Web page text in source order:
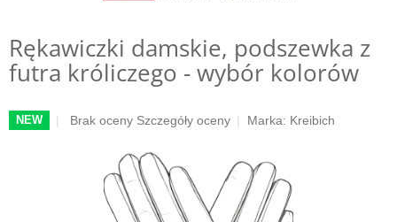
Rękawiczki damskie, podszewka z
futra króliczego - wybór kolorów
NEW
Średnia
Brak oceny Szczegóły oceny Marka: Kreibich